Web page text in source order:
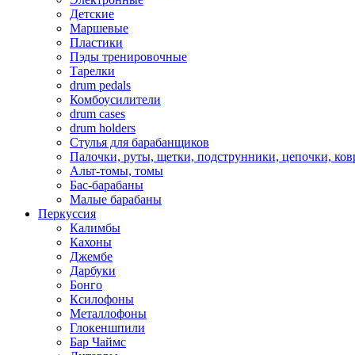
Детские
Маршевые
Пластики
Пэды тренировочные
Тарелки
drum pedals
Комбоусилители
drum cases
drum holders
Стулья для барабанщиков
Палочки, руты, щетки, подструнники, цепочки,
Альт-томы, томы
Бас-барабаны
Малые барабаны
Перкуссия
Калимбы
Кахоны
Джембе
Дарбуки
Бонго
Ксилофоны
Металлофоны
Глокеншпили
Бар Чаймс